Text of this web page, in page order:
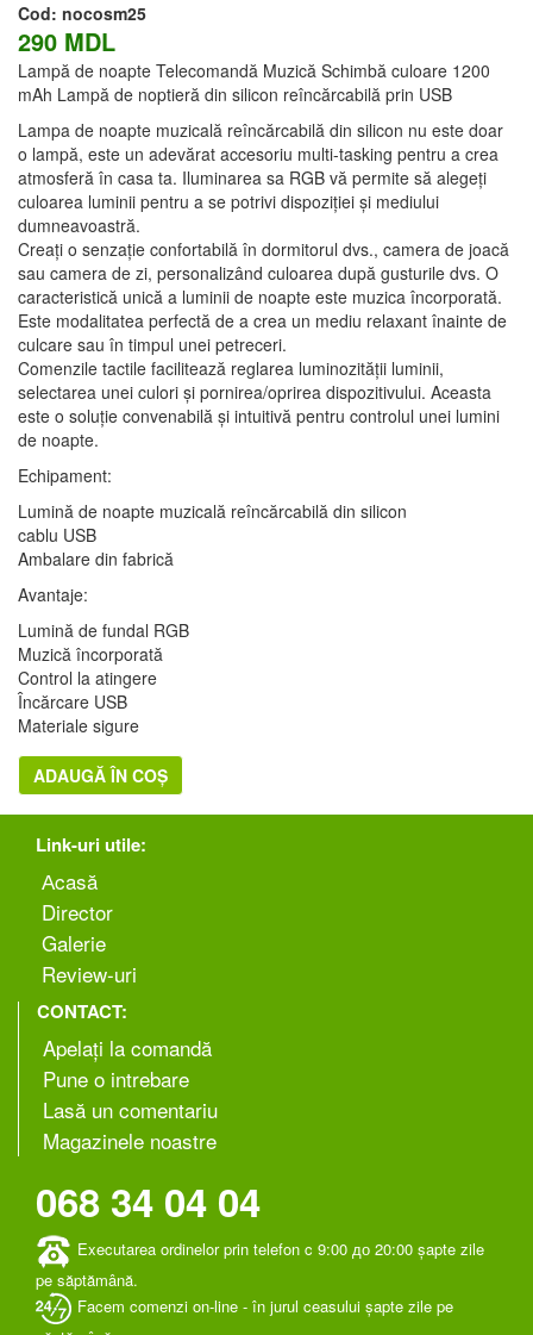
Cod: nocosm25
290 MDL
Lampă de noapte Telecomandă Muzică Schimbă culoare 1200
mAh Lampă de noptieră din silicon reîncărcabilă prin USB
Lampa de noapte muzicală reîncărcabilă din silicon nu este doar
o lampă, este un adevărat accesoriu multi-tasking pentru a crea
atmosferă în casa ta. Iluminarea sa RGB vă permite să alegeți
culoarea luminii pentru a se potrivi dispoziției și mediului
dumneavoastră.
Creați o senzație confortabilă în dormitorul dvs., camera de joacă
sau camera de zi, personalizând culoarea după gusturile dvs. O
caracteristică unică a luminii de noapte este muzica încorporată.
Este modalitatea perfectă de a crea un mediu relaxant înainte de
culcare sau în timpul unei petreceri.
Comenzile tactile facilitează reglarea luminozității luminii,
selectarea unei culori și pornirea/oprirea dispozitivului. Aceasta
este o soluție convenabilă și intuitivă pentru controlul unei lumini
de noapte.
Echipament:
Lumină de noapte muzicală reîncărcabilă din silicon
cablu USB
Ambalare din fabrică
Avantaje:
Lumină de fundal RGB
Muzică încorporată
Control la atingere
Încărcare USB
Materiale sigure
ADAUGĂ ÎN COȘ
Link-uri utile:
Аcasă
Director
Galerie
Review-uri
CONTACT:
Apelați la comandă
Pune o intrebare
Lasă un comentariu
Magazinele noastre
068 34 04 04
Executarea ordinelor prin telefon c 9:00 до 20:00 șapte zile
pe săptămână.
Facem comenzi on-line - în jurul ceasului șapte zile pe